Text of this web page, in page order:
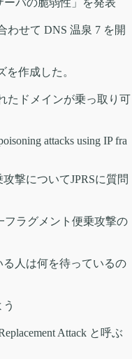
わせて DNS 温泉 7 を開
を作成した。
たドメインが乗っ取り可
attacks using IP fra
撃についてJPRSに質問
フラグメント便乗攻撃の
人は何を待っているの
Attack と呼ぶ